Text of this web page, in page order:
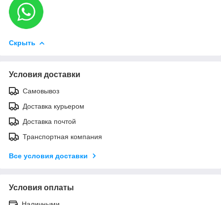
Скрыть
Условия доставки
Самовывоз
Доставка курьером
Доставка почтой
Транспортная компания
Все условия доставки
Условия оплаты